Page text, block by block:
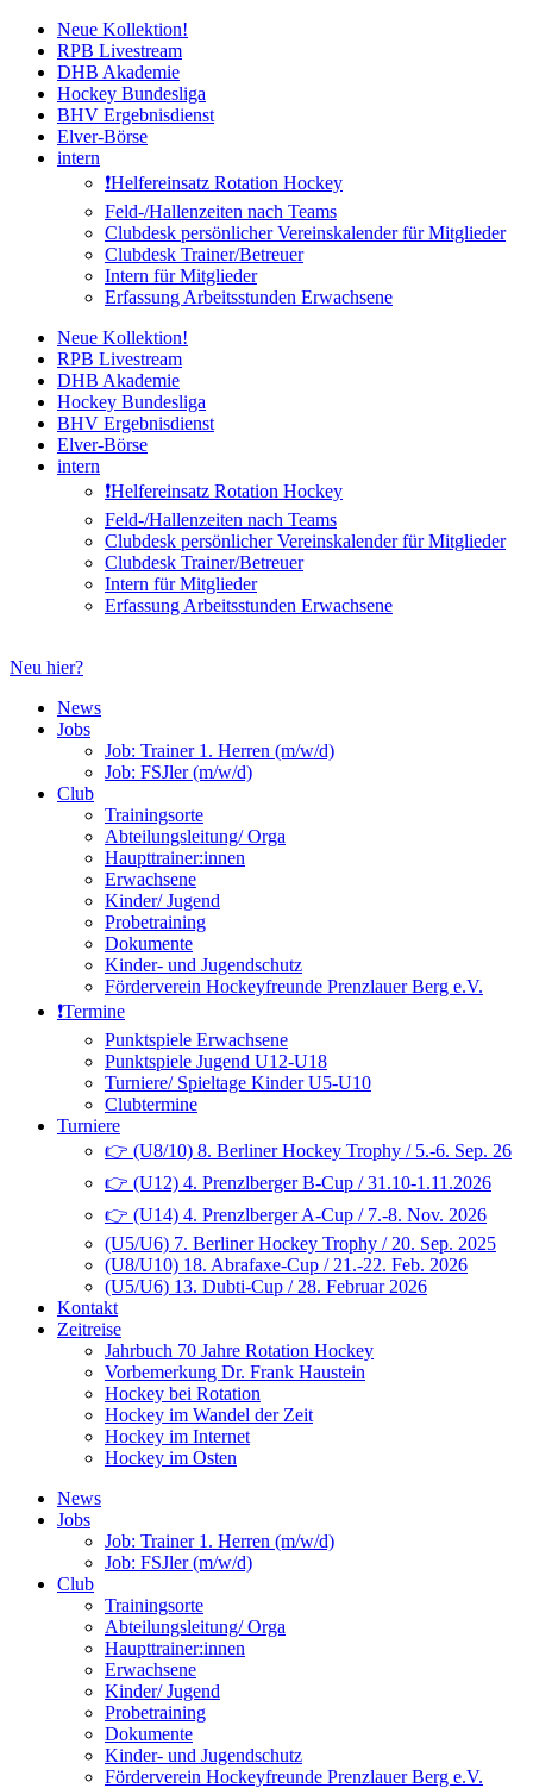
Zum
Inhalt
springen
Neue Kollektion!
RPB Livestream
DHB Akademie
Hockey Bundesliga
BHV Ergebnisdienst
Elver-Börse
intern
❗️Helfereinsatz Rotation Hockey
Feld-/Hallenzeiten nach Teams
Clubdesk persönlicher Vereinskalender für Mitglieder
Clubdesk Trainer/Betreuer
Intern für Mitglieder
Erfassung Arbeitsstunden Erwachsene
Neue Kollektion!
RPB Livestream
DHB Akademie
Hockey Bundesliga
BHV Ergebnisdienst
Elver-Börse
intern
❗️Helfereinsatz Rotation Hockey
Feld-/Hallenzeiten nach Teams
Clubdesk persönlicher Vereinskalender für Mitglieder
Clubdesk Trainer/Betreuer
Intern für Mitglieder
Erfassung Arbeitsstunden Erwachsene
Neu hier?
News
Jobs
Job: Trainer 1. Herren (m/w/d)
Job: FSJler (m/w/d)
Club
Trainingsorte
Abteilungsleitung/ Orga
Haupttrainer:innen
Erwachsene
Kinder/ Jugend
Probetraining
Dokumente
Kinder- und Jugendschutz
Förderverein Hockeyfreunde Prenzlauer Berg e.V.
❗️Termine
Punktspiele Erwachsene
Punktspiele Jugend U12-U18
Turniere/ Spieltage Kinder U5-U10
Clubtermine
Turniere
👉 (U8/10) 8. Berliner Hockey Trophy / 5.-6. Sep. 26
👉 (U12) 4. Prenzlberger B-Cup / 31.10-1.11.2026
👉 (U14) 4. Prenzlberger A-Cup / 7.-8. Nov. 2026
(U5/U6) 7. Berliner Hockey Trophy / 20. Sep. 2025
(U8/U10) 18. Abrafaxe-Cup / 21.-22. Feb. 2026
(U5/U6) 13. Dubti-Cup / 28. Februar 2026
Kontakt
Zeitreise
Jahrbuch 70 Jahre Rotation Hockey
Vorbemerkung Dr. Frank Haustein
Hockey bei Rotation
Hockey im Wandel der Zeit
Hockey im Internet
Hockey im Osten
News
Jobs
Job: Trainer 1. Herren (m/w/d)
Job: FSJler (m/w/d)
Club
Trainingsorte
Abteilungsleitung/ Orga
Haupttrainer:innen
Erwachsene
Kinder/ Jugend
Probetraining
Dokumente
Kinder- und Jugendschutz
Förderverein Hockeyfreunde Prenzlauer Berg e.V.